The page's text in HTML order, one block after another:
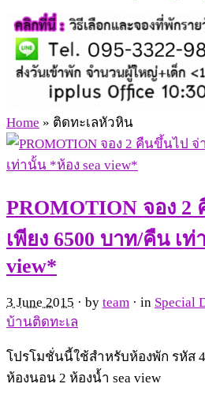
Home » ติดทะเลหัวหิน
PROMOTION จอง 2
เพียง 6500 บาท/คืน เท่
view*
3 June 2015 · by team · in Special
บ้านติดทะเล
โปรโมชั่นนี้ใช้สำหรับห้องพัก รหัส
ห้องนอน 2 ห้องน้ำ sea view